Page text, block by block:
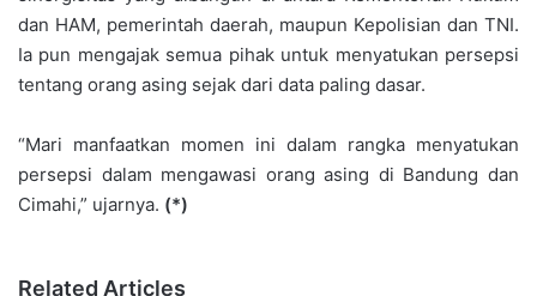
dan HAM, pemerintah daerah, maupun Kepolisian dan TNI.
Ia pun mengajak semua pihak untuk menyatukan persepsi
tentang orang asing sejak dari data paling dasar.
“Mari manfaatkan momen ini dalam rangka menyatukan
persepsi dalam mengawasi orang asing di Bandung dan
Cimahi,” ujarnya. (*)
Related Articles